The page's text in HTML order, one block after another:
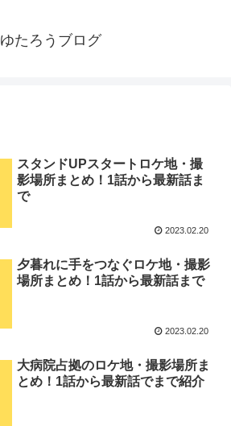
ゆたろうブログ
スタンドUPスタートロケ地・撮
影場所まとめ！1話から最新話ま
で
2023.02.20
夕暮れに手をつなぐロケ地・撮影
場所まとめ！1話から最新話まで
2023.02.20
大病院占拠のロケ地・撮影場所ま
とめ！1話から最新話でまで紹介